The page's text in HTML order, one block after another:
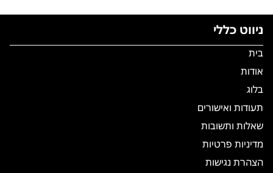
ניווט כללי
בית
אודות
בלוג
תעודות ואישורים
שאלות ותשובות
מדיניות פרטיות
הצהרת נגישות